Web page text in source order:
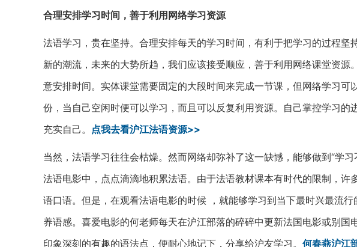
合理安排学习时间，善于利用网络学习资源
法语学习，贵在坚持。合理安排每天的学习时间，有利于把学习的过程坚
新的潮流，未来的大势所趋，我们应该接受顺应，善于利用网络课堂资源
意安排时间。实体课堂需要固定的大段时间来完成一节课，但网络学习可
份，当自己空闲时便可以学习，而且可以反复利用资源。自己掌控学习的
充实自己。 点我去看沪江法语资源>>
当然，法语学习往往会枯燥。然而网络却弥补了这一缺憾，能够做到“学
法语电影中，点点滴滴地积累法语。由于法语教材课本有时代的限制，许
语口语。但是，在观看法语电影的时候 ，就能够学习到当下最时兴最流
养语感。喜爱电影的何老师每天在沪江部落的碎碎中更新法国电影或别国
印象深刻的有趣的语法点，便耐心地记下，分享给沪友学习。 何春燕沪江